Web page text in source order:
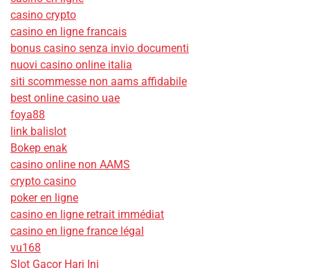
casino crypto
casino en ligne francais
bonus casino senza invio documenti
nuovi casino online italia
siti scommesse non aams affidabile
best online casino uae
foya88
link balislot
Bokep enak
casino online non AAMS
crypto casino
poker en ligne
casino en ligne retrait immédiat
casino en ligne france légal
vu168
Slot Gacor Hari Ini